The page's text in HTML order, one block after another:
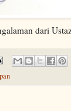
dari